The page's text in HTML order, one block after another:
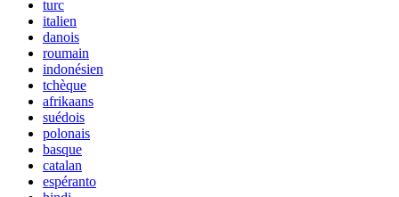
turc
italien
danois
roumain
indonésien
tchèque
afrikaans
suédois
polonais
basque
catalan
espéranto